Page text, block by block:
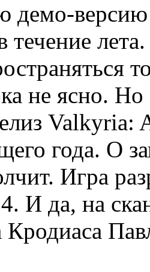
версию
течение
не ясно.
Valkyria:
года. О
Игра
И да, на
Кродиаса